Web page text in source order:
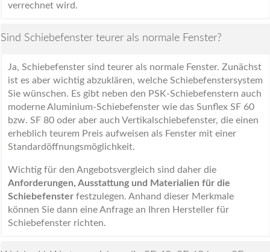
verrechnet wird.
Sind Schiebefenster teurer als normale Fenster?
Ja, Schiebefenster sind teurer als normale Fenster. Zunächst
ist es aber wichtig abzuklären, welche Schiebefenstersystem
Sie wünschen. Es gibt neben den PSK-Schiebefenstern auch
moderne Aluminium-Schiebefenster wie das Sunflex SF 60
bzw. SF 80 oder aber auch Vertikalschiebefenster, die einen
erheblich teurem Preis aufweisen als Fenster mit einer
Standardöffnungsmöglichkeit.
Wichtig für den Angebotsvergleich sind daher die
Anforderungen, Ausstattung und Materialien für die
Schiebefenster festzulegen. Anhand dieser Merkmale
können Sie dann eine Anfrage an Ihren Hersteller für
Schiebefenster richten.